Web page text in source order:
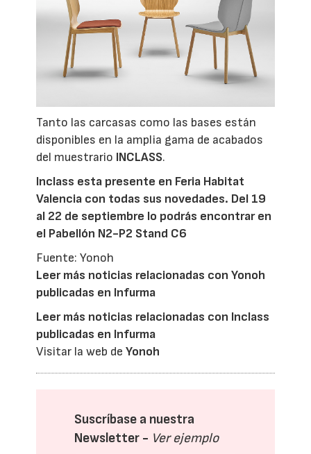
Tanto las carcasas como las bases están
disponibles en la amplia gama de acabados
del muestrario INCLASS.
Inclass esta presente en Feria Habitat
Valencia con todas sus novedades. Del 19
al 22 de septiembre lo podrás encontrar en
el Pabellón N2-P2 Stand C6
Fuente: Yonoh
Leer más noticias relacionadas con Yonoh
publicadas en Infurma
Leer más noticias relacionadas con Inclass
publicadas en Infurma
Visitar la web deYonoh
Suscríbase a nuestra
Newsletter - Ver ejemplo